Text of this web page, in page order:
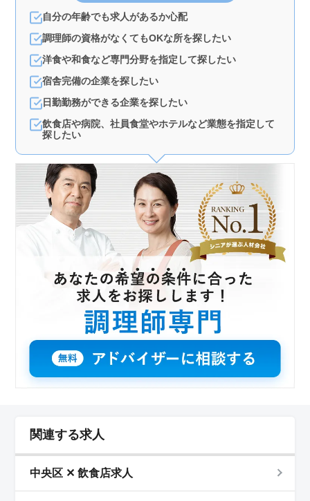
自分の年齢でも求人があるか心配
調理師の資格がなくてもOKな所を探したい
洋食や和食など専門分野を指定して探したい
宿舎完備の企業を探したい
日勤勤務ができる企業を探したい
飲食店や病院、社員食堂やホテルなど業態を指定して
探したい
関連する求人
中央区 ✕ 飲食店求人